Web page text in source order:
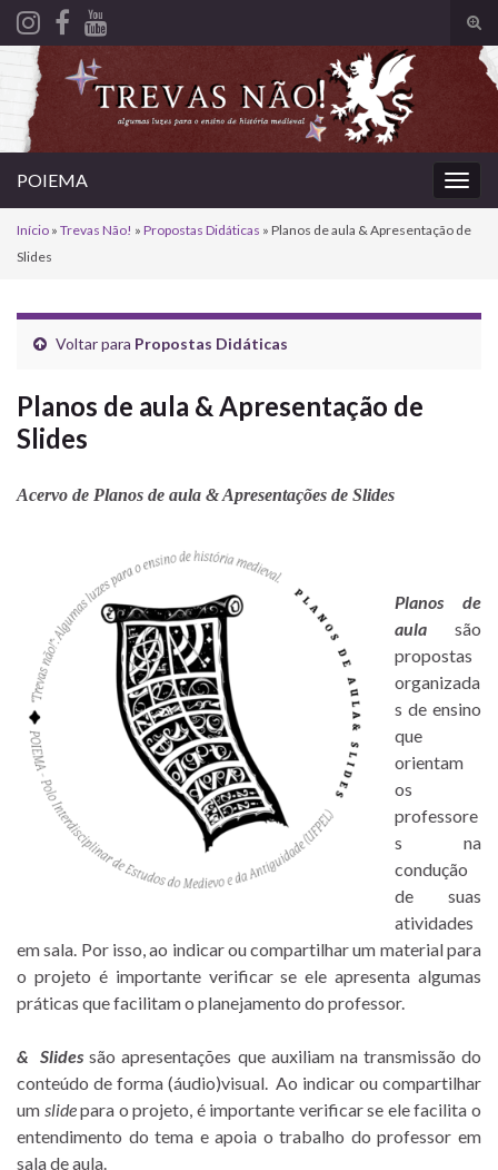
POIEMA
Início » Trevas Não! » Propostas Didáticas » Planos de aula & Apresentação de
Slides
Voltar para Propostas Didáticas
Planos de aula & Apresentação de
Slides
Acervo de Planos de aula & Apresentações de Slides
Planos de
aula são
propostas
organizada
s de ensino
que
orientam
os
professore
s na
condução
de suas
atividades
em sala. Por isso, ao indicar ou compartilhar um material para
o projeto é importante verificar se ele apresenta algumas
práticas que facilitam o planejamento do professor.
&Slides são apresentações que auxiliam na transmissão do
conteúdo de forma (áudio)visual. Ao indicar ou compartilhar
um slidepara o projeto, é importante verificar se ele facilita o
entendimento do tema e apoia o trabalho do professor em
sala de aula.